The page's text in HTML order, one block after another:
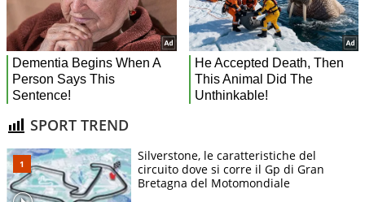
SPORT TREND
Silverstone, le caratteristiche del
circuito dove si corre il Gp di Gran
Bretagna del Motomondiale